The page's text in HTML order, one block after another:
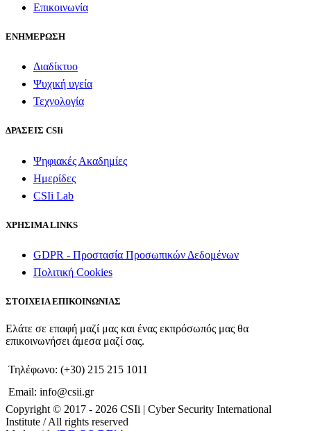
Επικοινωνία
ΕΝΗΜΕΡΩΣΗ
Διαδίκτυο
Ψυχική υγεία
Τεχνολογία
ΔΡΑΣΕΙΣ CSIi
Ψηφιακές Ακαδημίες
Ημερίδες
CSIi Lab
ΧΡΗΣΙΜΑ LINKS
GDPR - Προστασία Προσωπικών Δεδομένων
Πολιτική Cookies
ΣΤΟΙΧΕΙΑ ΕΠΙΚΟΙΝΩΝΙΑΣ
Ελάτε σε επαφή μαζί μας και ένας εκπρόσωπός μας θα
επικοινωνήσει άμεσα μαζί σας.
Τηλέφωνο: (+30) 215 215 1011
Email: info@csii.gr
Copyright © 2017 - 2026 CSIi | Cyber Security International
Institute / All rights reserved